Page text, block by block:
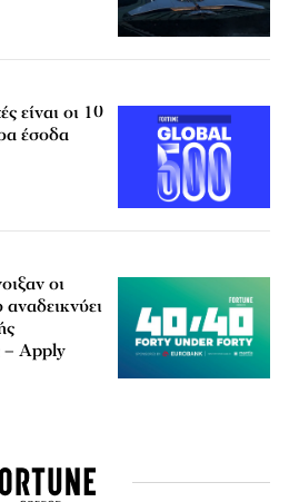
είναι οι 10
έσοδα
οι
αναδεικνύει
– Apply